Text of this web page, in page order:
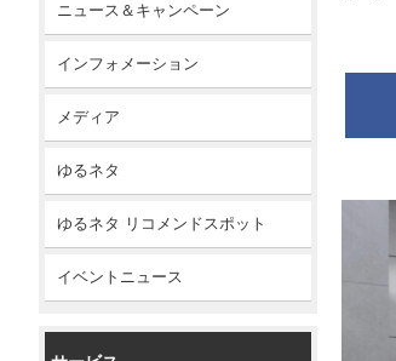
ニュース＆キャンペーン
インフォメーション
メディア
ゆるネタ
ゆるネタ リコメンドスポット
イベントニュース